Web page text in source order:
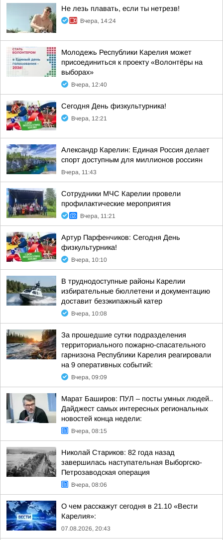
Не лезь плавать, если ты нетрезв!
Вчера, 14:24
Молодежь Республики Карелия может
присоединиться к проекту «Волонтёры на
выборах»
Вчера, 12:40
Сегодня День физкультурника!
Вчера, 12:21
Александр Карелин: Единая Россия делает
спорт доступным для миллионов россиян
Вчера, 11:43
Сотрудники МЧС Карелии провели
профилактические мероприятия
Вчера, 11:21
Артур Парфенчиков: Сегодня День
физкультурника!
Вчера, 10:10
В труднодоступные районы Карелии
избирательные бюллетени и документацию
доставит безэкипажный катер
Вчера, 10:08
За прошедшие сутки подразделения
территориального пожарно-спасательного
гарнизона Республики Карелия реагировали
на 9 оперативных событий:
Вчера, 09:09
Марат Баширов: ПУЛ – посты умных людей..
Дайджест самых интересных региональных
новостей конца недели:
Вчера, 08:15
Николай Стариков: 82 года назад
завершилась наступательная Выборгско-
Петрозаводская операция
Вчера, 08:06
О чем расскажут сегодня в 21.10 «Вести
Карелия»:
07.08.2026, 20:43